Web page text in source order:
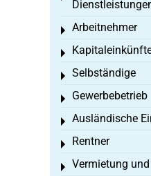
Arbeitnehmer
Toggle menu
Toggle menu
Selbständige
Toggle menu
Gewerbebetrieb
Toggle menu
Ausländische
Toggle menu
Rentner
Toggle menu
Vermietung
Toggle menu